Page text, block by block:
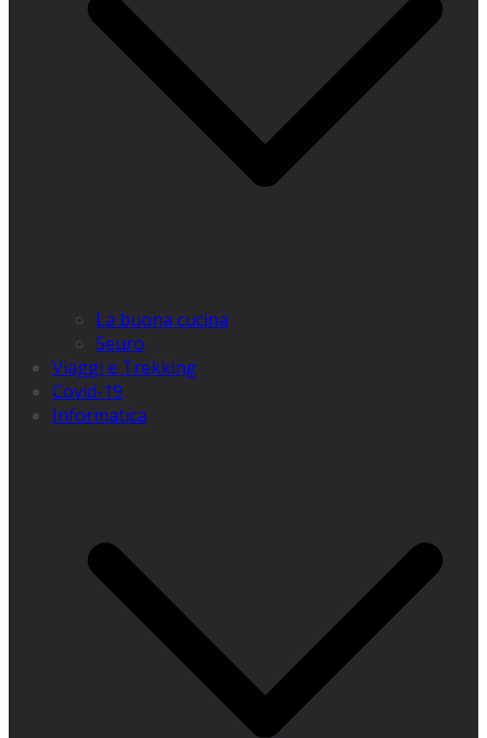
La buona cucina
5euro
Viaggi e Trekking
Covid-19
Informatica